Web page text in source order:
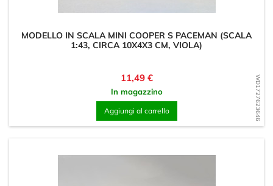
WD1727623646
MODELLO IN SCALA MINI COOPER S PACEMAN (SCALA
1:43, CIRCA 10X4X3 CM, VIOLA)
Prezzo
11,49 €
In magazzino
Aggiungi al carrello